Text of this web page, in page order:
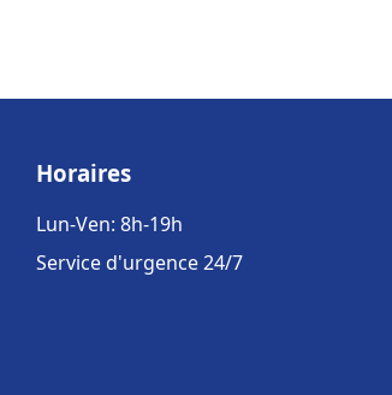
Horaires
Lun-Ven: 8h-19h
Service d'urgence 24/7